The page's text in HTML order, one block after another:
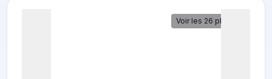
Voir les 26 photos